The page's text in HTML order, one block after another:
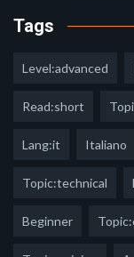
Tags
Level:advanced
Read:short
Lang:it Italiano
Topic:technical
Beginner